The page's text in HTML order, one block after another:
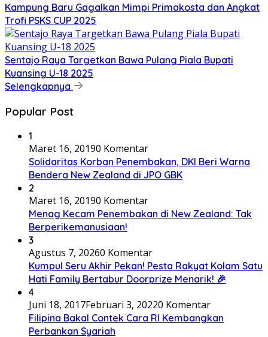
Kampung Baru Gagalkan Mimpi Primakosta dan Angkat
Trofi PSKS CUP 2025
Sentajo Raya Targetkan Bawa Pulang Piala Bupati
Kuansing U-18 2025
Selengkapnya
Popular Post
1
Maret 16, 20190 Komentar
Solidaritas Korban Penembakan, DKI Beri Warna
Bendera New Zealand di JPO GBK
2
Maret 16, 20190 Komentar
Menag Kecam Penembakan di New Zealand: Tak
Berperikemanusiaan!
3
Agustus 7, 20260 Komentar
Kumpul Seru Akhir Pekan! Pesta Rakyat Kolam Satu
Hati Family Bertabur Doorprize Menarik! 🎉
4
Juni 18, 2017Februari 3, 20220 Komentar
Filipina Bakal Contek Cara RI Kembangkan
Perbankan Syariah